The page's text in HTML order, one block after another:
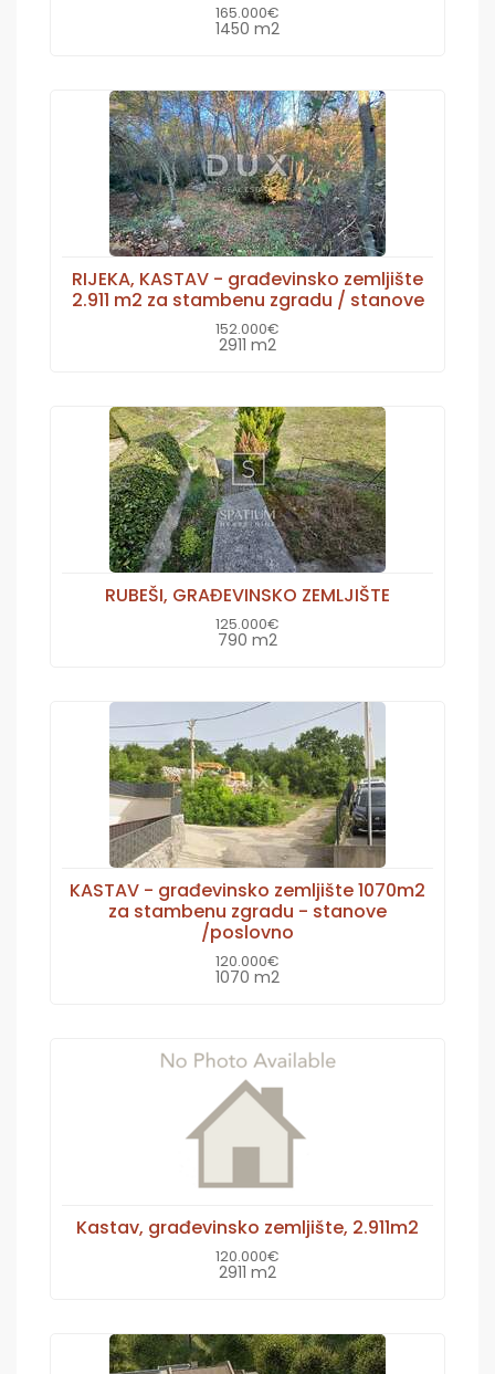
165.000€
1450 m2
RIJEKA, KASTAV - građevinsko zemljište
2.911 m2 za stambenu zgradu / stanove
152.000€
2911 m2
RUBEŠI, GRAĐEVINSKO ZEMLJIŠTE
125.000€
790 m2
KASTAV - građevinsko zemljište 1070m2
za stambenu zgradu - stanove
/poslovno
120.000€
1070 m2
Kastav, građevinsko zemljište, 2.911m2
120.000€
2911 m2